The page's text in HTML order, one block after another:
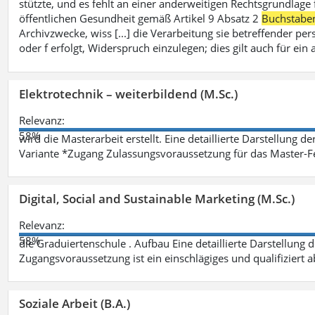
stützte, und es fehlt an einer anderweitigen
öffentlichen Gesundheit gemäß Artikel 9 Absatz 2
Archivzwecke, wiss [...] die Verarbeitung sie betreffender
oder f erfolgt, Widerspruch einzulegen; dies gilt auch für ein
Elektrotechnik – weiterbildend (M.Sc.)
Relevanz:
58%
wird die Masterarbeit erstellt. Eine detaillierte Darstellung
Variante *Zugang Zulassungsvoraussetzung für das Master-
Digital, Social and Sustainable Marketing (M.Sc.)
Relevanz:
58%
die Graduiertenschule . Aufbau Eine detaillierte Darstellung
Zugangsvoraussetzung ist ein einschlägiges und qualifiziert
Soziale Arbeit (B.A.)